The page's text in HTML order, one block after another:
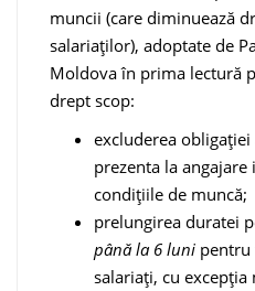
muncii (care diminuează
salariaților), adoptate de
Moldova în prima lectură
drept scop:
excluderea
prezenta la
condițiile de muncă;
prelungirea duratei
până la 6 luni pentru
salariați, cu